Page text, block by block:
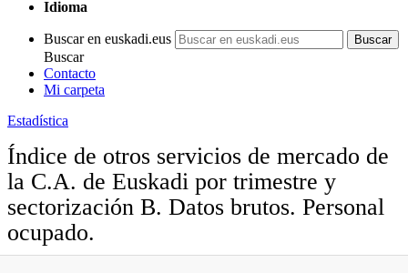
Idioma
Buscar en euskadi.eus
Buscar
Contacto
Mi carpeta
Estadística
Índice de otros servicios de mercado de
la C.A. de Euskadi por trimestre y
sectorización B. Datos brutos. Personal
ocupado.